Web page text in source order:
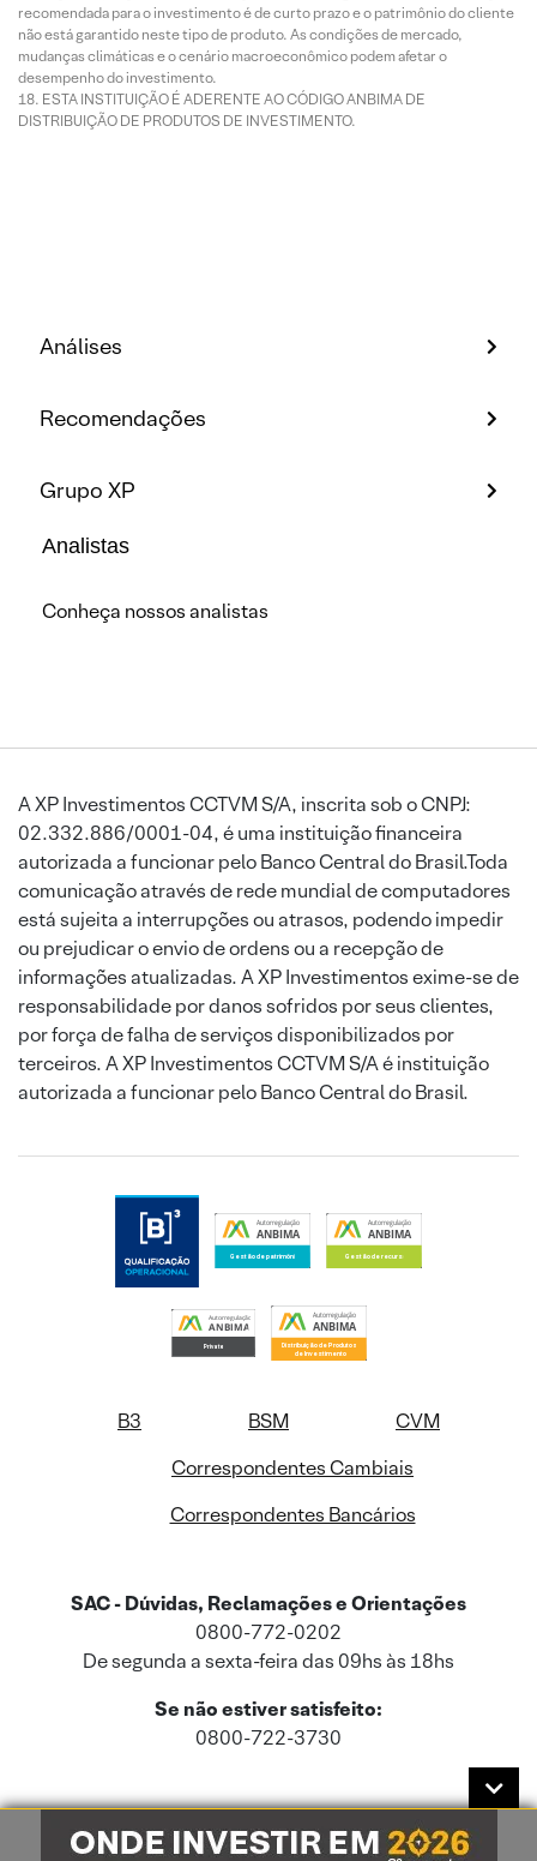
recomendada para o investimento é de curto prazo e o patrimônio do cliente
não está garantido neste tipo de produto. As condições de mercado,
mudanças climáticas e o cenário macroeconômico podem afetar o
desempenho do investimento.
ESTA INSTITUIÇÃO É ADERENTE AO CÓDIGO ANBIMA DE
DISTRIBUIÇÃO DE PRODUTOS DE INVESTIMENTO.
Análises
Recomendações
Grupo XP
Analistas
Conheça nossos analistas
A XP Investimentos CCTVM S/A, inscrita sob o CNPJ:
02.332.886/0001-04, é uma instituição financeira
autorizada a funcionar pelo Banco Central do Brasil.Toda
comunicação através de rede mundial de computadores
está sujeita a interrupções ou atrasos, podendo impedir
ou prejudicar o envio de ordens ou a recepção de
informações atualizadas. A XP Investimentos exime-se de
responsabilidade por danos sofridos por seus clientes,
por força de falha de serviços disponibilizados por
terceiros. A XP Investimentos CCTVM S/A é instituição
autorizada a funcionar pelo Banco Central do Brasil.
B3 BSM
CVM
Correspondentes Cambiais
Correspondentes Bancários
SAC - Dúvidas, Reclamações e Orientações
0800-772-0202
De segunda a sexta-feira das 09hs às 18hs
Se não estiver satisfeito:
0800-722-3730
Este site usa cookies e dados pessoais de acordo com a nossaPolítica de
Cookies
e a nossaPolítica de Privacidade.